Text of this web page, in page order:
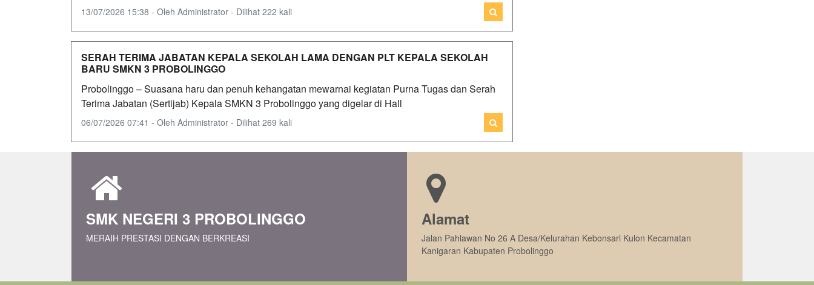
13/07/2026 15:38 - Oleh Administrator - Dilihat 222 kali
SERAH TERIMA JABATAN KEPALA SEKOLAH LAMA DENGAN PLT KEPALA SEKOLAH
BARU SMKN 3 PROBOLINGGO
Probolinggo – Suasana haru dan penuh kehangatan mewarnai kegiatan Purna Tugas dan Serah
Terima Jabatan (Sertijab) Kepala SMKN 3 Probolinggo yang digelar di Hall
06/07/2026 07:41 - Oleh Administrator - Dilihat 269 kali
SMK NEGERI 3 PROBOLINGGO
MERAIH PRESTASI DENGAN BERKREASI
Alamat
Jalan Pahlawan No 26 A Desa/Kelurahan Kebonsari Kulon Kecamatan
Kanigaran Kabupaten Probolinggo